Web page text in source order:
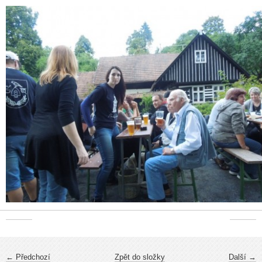
← Předchozí Další →
Zpět do složky